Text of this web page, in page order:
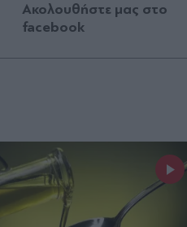
Ακολουθήστε μας στο
facebook